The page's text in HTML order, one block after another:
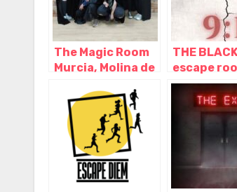
The Magic Room
Murcia, Molina de
THE
escape
Molina de
– Murcia